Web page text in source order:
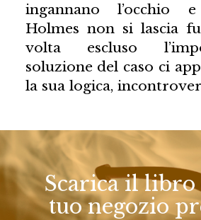
ingannano l’occhio
Holmes non si lascia
volta escluso
soluzione del caso ci
la sua logica,
Scarica il libro
tuo negozio